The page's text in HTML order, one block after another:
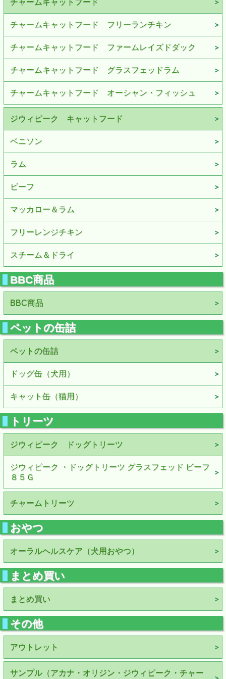
チャームキャットフード
チャームキャットフード フリーランチキン
チャームキャットフード ファームレイズドダック
チャームキャットフード グラスフェッドラム
チャームキャットフード オーシャン・フィッシュ
ジウィピーク キャットフード
ベニソン
ラム
ビーフ
マッカロー＆ラム
フリーレンジチキン
スチーム＆ドライ
BBC商品
BBC商品
ペットの缶詰
ペットの缶詰
ドッグ缶（犬用）
キャット缶（猫用）
トリーツ
ジウィピーク ドッグトリーツ
ジウィピーク ・ドッグトリーツ グラスフェッド ビーフ
８５Ｇ
チャームトリーツ
おやつ
オーラルヘルスケア（犬用おやつ）
まとめ買い
まとめ買い
その他
アウトレット
サンプル（アカナ・オリジン・ジウィピーク・チャー